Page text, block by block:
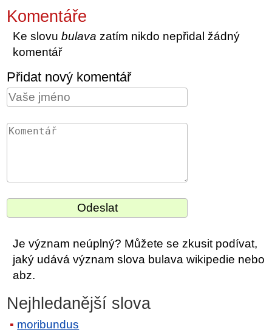
Komentáře
Ke slovubulava zatím nikdo nepřidal žádný
komentář
Přidat nový komentář
Je význam neúplný? Můžete se zkusit podívat,
jaký udává význam slova bulava wikipedie nebo
abz.
Nejhledanější slova
moribundus